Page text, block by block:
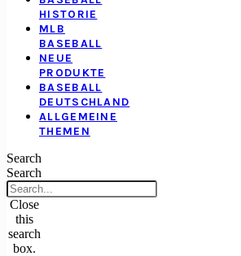
HISTORIE
MLB
BASEBALL
NEUE
PRODUKTE
BASEBALL
DEUTSCHLAND
ALLGEMEINE
THEMEN
Search
Search
Close
this
search
box.